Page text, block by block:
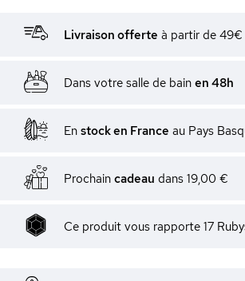
Livraison offerte à partir de 49€
Dans votre salle de bain en 48h
En stock en France au Pays
Prochain cadeau dans 19,00 €
Ce produit vous rapporte 17